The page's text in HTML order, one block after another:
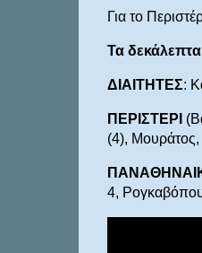
Για το
Τα
ΔΙΑΙΤΗΤΕΣ:
ΠΕΡΙΣΤΕΡΙ
(4),
4,